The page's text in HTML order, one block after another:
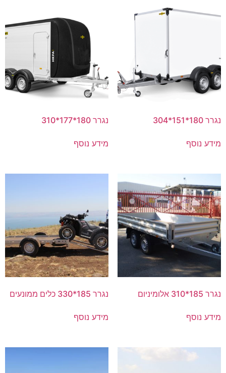
נגרר 180*151*304
מידע נוסף
נגרר 180*177*310
מידע נוסף
נגרר 185*310 אלומיניום
מידע נוסף
נגרר 185*330 כלים ממונעים
מידע נוסף